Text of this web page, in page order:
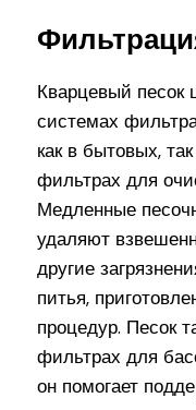
Кварцевый песок
системах
как в бытовых,
фильтрах для
Медленные
удаляют
другие
питья,
процедур. Песок
фильтрах для
он помогает